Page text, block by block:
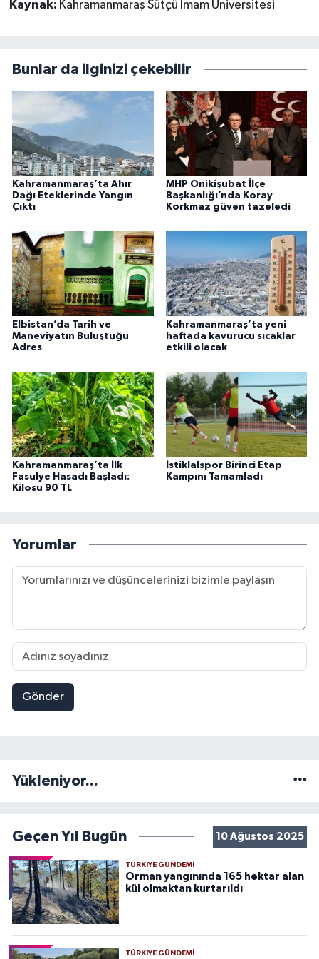
Kaynak: Kahramanmaraş Sütçü İmam Üniversitesi
Bunlar da ilginizi çekebilir
Kahramanmaraş’ta Ahır
Dağı Eteklerinde Yangın
Çıktı
MHP Onikişubat İlçe
Başkanlığı’nda Koray
Korkmaz güven tazeledi
Elbistan’da Tarih ve
Maneviyatın Buluştuğu
Adres
Kahramanmaraş’ta yeni
haftada kavurucu sıcaklar
etkili olacak
Kahramanmaraş’ta İlk
Fasulye Hasadı Başladı:
Kilosu 90 TL
İstiklalspor Birinci Etap
Kampını Tamamladı
Yorumlar
Gönder
Yükleniyor...
Geçen Yıl Bugün 10 Ağustos 2025
TÜRKIYE GÜNDEMI
Orman yangınında 165 hektar alan
kül olmaktan kurtarıldı
TÜRKIYE GÜNDEMI